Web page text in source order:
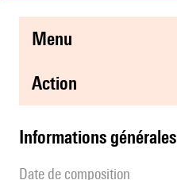
menu
action
informations générales
date de composition